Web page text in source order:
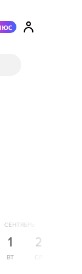
СЕНТЯБРЬ
1
ВТ
2